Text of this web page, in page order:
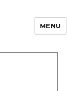
MENU